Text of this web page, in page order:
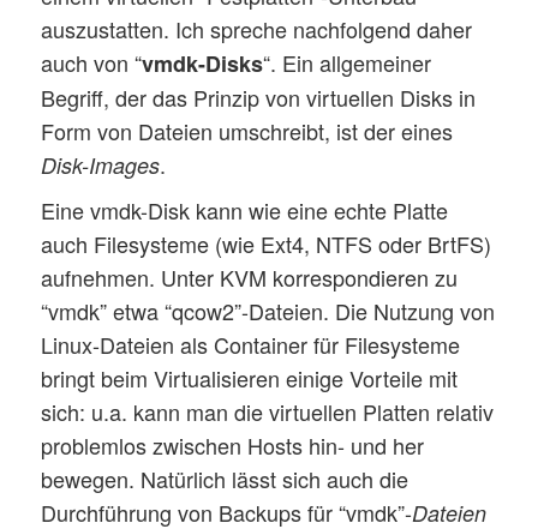
auszustatten. Ich spreche nachfolgend daher
auch von “vmdk-Disks“. Ein allgemeiner
Begriff, der das Prinzip von virtuellen Disks in
Form von Dateien umschreibt, ist der eines
Disk-Images.
Eine vmdk-Disk kann wie eine echte Platte
auch Filesysteme (wie Ext4, NTFS oder BrtFS)
aufnehmen. Unter KVM korrespondieren zu
“vmdk” etwa “qcow2”-Dateien. Die Nutzung von
Linux-Dateien als Container für Filesysteme
bringt beim Virtualisieren einige Vorteile mit
sich: u.a. kann man die virtuellen Platten relativ
problemlos zwischen Hosts hin- und her
bewegen. Natürlich lässt sich auch die
Durchführung von Backups für “vmdk”-Dateien